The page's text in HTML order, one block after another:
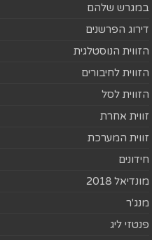
במגרש שלהם
דירוג הפרשנים
הזווית הנוסטלגית
הזווית לחיבורים
הזווית לסל
זווית אחרת
זווית המערכת
חידונים
מונדיאל 2018
מנג'ר
פנטזי ליג